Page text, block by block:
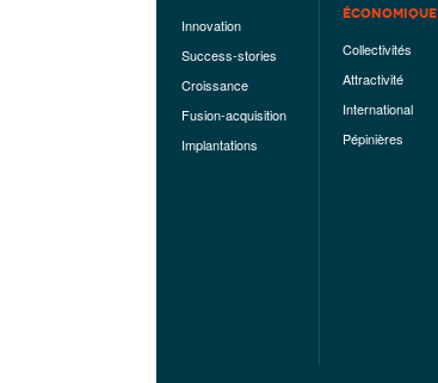
Innovation
Success-stories
Croissance
Fusion-acquisition
Implantations
ÉCONOMIQUE
Collectivités
Attractivité
International
Pépinières